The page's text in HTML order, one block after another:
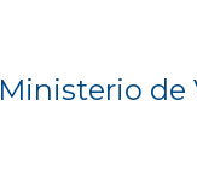
Ministerio de